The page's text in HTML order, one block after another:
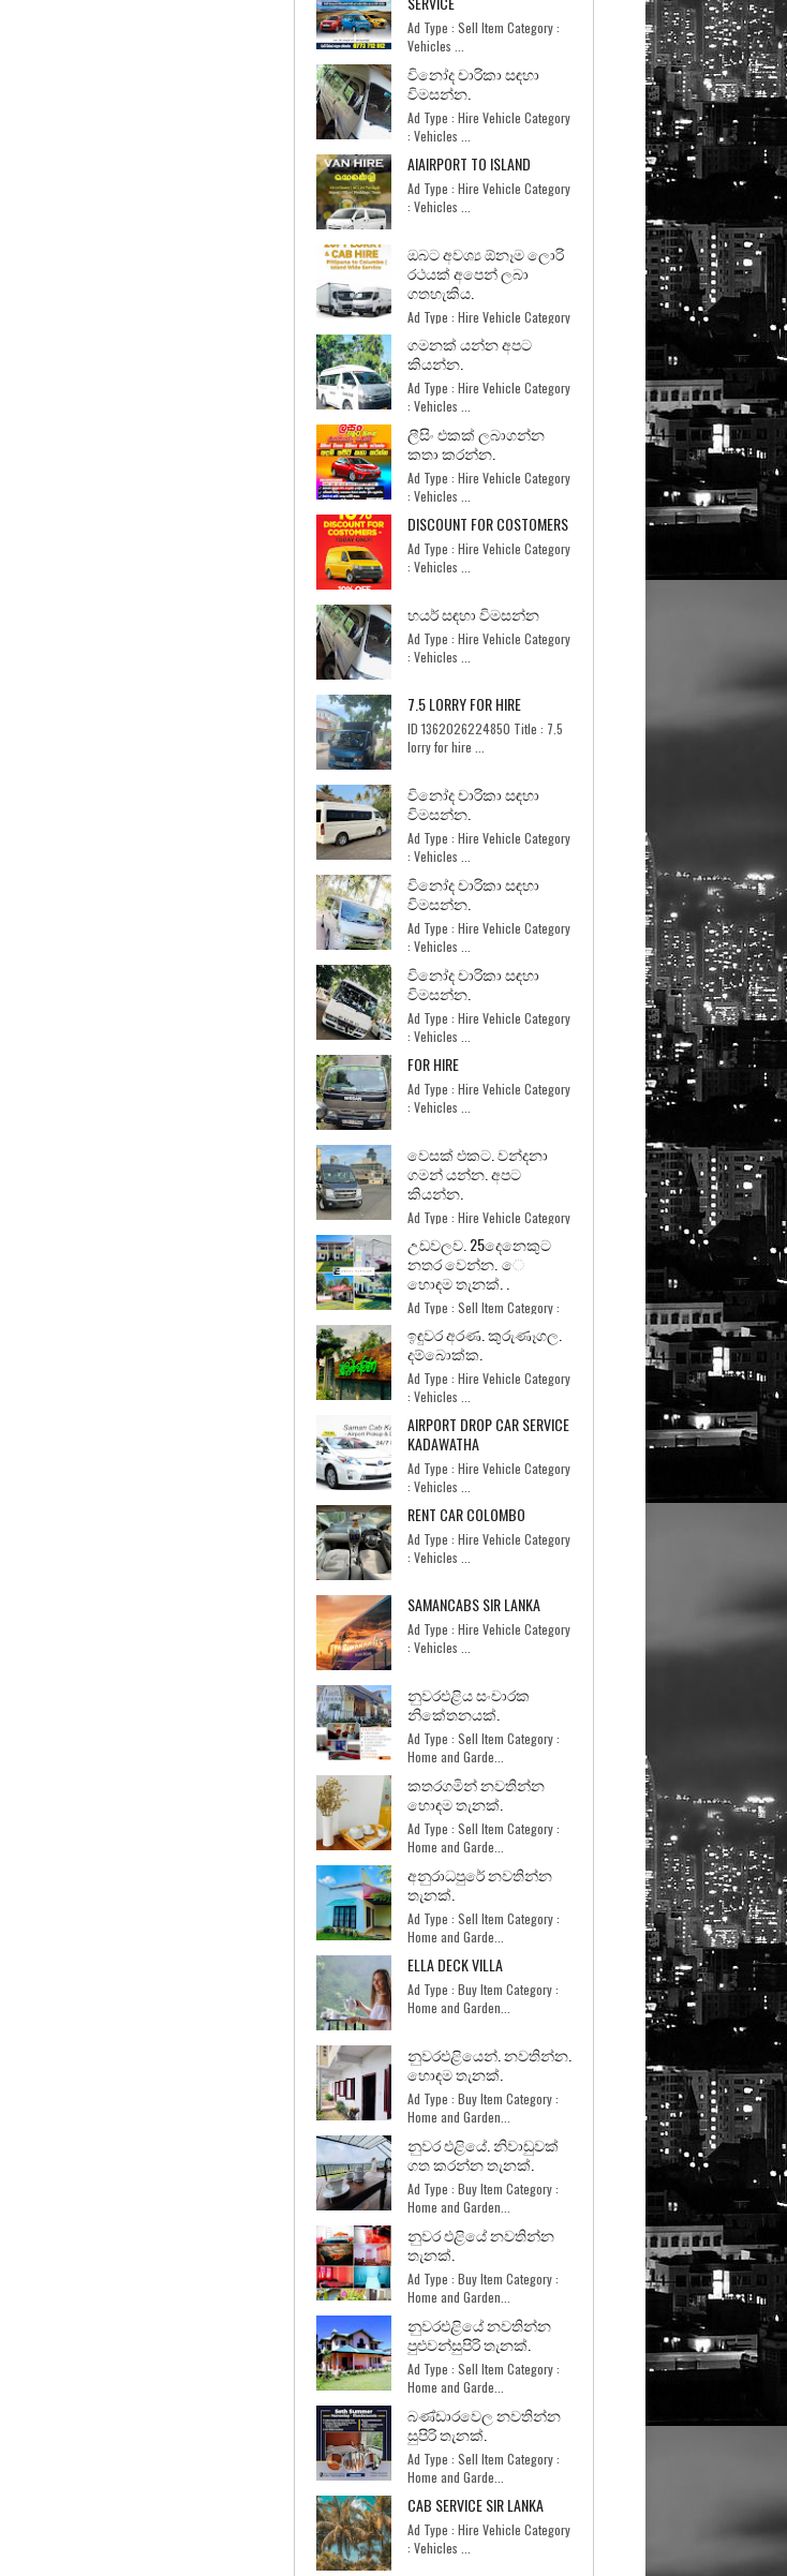
Ad Type : Sell Item Category :
Vehicles ...
විනෝද චාරිකා සඳහා
විමසන්න.
Ad Type : Hire Vehicle Category
: Vehicles ...
AIAIRPORT TO ISLAND
Ad Type : Hire Vehicle Category
: Vehicles ...
ඔබට අවශ්‍ය ඕනෑම ලොරි
රථයක් අපෙන් ලබා
ගතහැකිය.
Ad Type : Hire Vehicle Category
: Services ...
ගමනක් යන්න අපට
කියන්න.
Ad Type : Hire Vehicle Category
: Vehicles ...
ලීසිං එකක් ලබාගන්න
කතා කරන්න.
Ad Type : Hire Vehicle Category
: Vehicles ...
DISCOUNT FOR COSTOMERS
Ad Type : Hire Vehicle Category
: Vehicles ...
හයර් සඳහා විමසන්න
Ad Type : Hire Vehicle Category
: Vehicles ...
7.5 LORRY FOR HIRE
ID 1362026224850 Title : 7.5
lorry for hire ...
විනෝද චාරිකා සඳහා
විමසන්න.
Ad Type : Hire Vehicle Category
: Vehicles ...
විනෝද චාරිකා සඳහා
විමසන්න.
Ad Type : Hire Vehicle Category
: Vehicles ...
විනෝද චාරිකා සඳහා
විමසන්න.
Ad Type : Hire Vehicle Category
: Vehicles ...
FOR HIRE
Ad Type : Hire Vehicle Category
: Vehicles ...
වෙසක් එකට. වන්දනා
ගමන් යන්න. අපට
කියන්න.
Ad Type : Hire Vehicle Category
: Vehicles ...
උඩවලව. 25දෙනෙකුට
නතර වෙන්න. ෙ
හොඳම තැනක්. .
Ad Type : Sell Item Category :
Home and Garde... ඉඳුවර අරණ. කුරුණෑගල.
දම්බොක්ක.
Ad Type : Hire Vehicle Category
: Vehicles ...
AIRPORT DROP CAR SERVICE
KADAWATHA
Ad Type : Hire Vehicle Category
: Vehicles ...
RENT CAR COLOMBO
Ad Type : Hire Vehicle Category
: Vehicles ...
SAMANCABS SIR LANKA
Ad Type : Hire Vehicle Category
: Vehicles ...
නුවරඑළිය සංචාරක
නිකේතනයක්.
Ad Type : Sell Item Category :
Home and Garde...
කතරගමින් නවතින්න
හොඳම තැනක්.
Ad Type : Sell Item Category :
Home and Garde...
අනුරාධපුරේ නවතින්න
තැනක්.
Ad Type : Sell Item Category :
Home and Garde...
ELLA DECK VILLA
Ad Type : Buy Item Category :
Home and Garden...
නුවරඑළියෙන්. නවතින්න.
හොඳම තැනක්.
Ad Type : Buy Item Category :
Home and Garden...
නුවර එළියේ. නිවාඩුවක්
ගත කරන්න තැනක්.
Ad Type : Buy Item Category :
Home and Garden...
නුවර එළියේ නවතින්න
තැනක්.
Ad Type : Buy Item Category :
Home and Garden...
නුවරඑළියේ නවතින්න
පුළුවන්සුපිරි තැනක්.
Ad Type : Sell Item Category :
Home and Garde...
බණ්ඩාරවෙල නවතින්න
සුපිරි තැනක්.
Ad Type : Sell Item Category :
Home and Garde...
CAB SERVICE SIR LANKA
Ad Type : Hire Vehicle Category
: Vehicles ...